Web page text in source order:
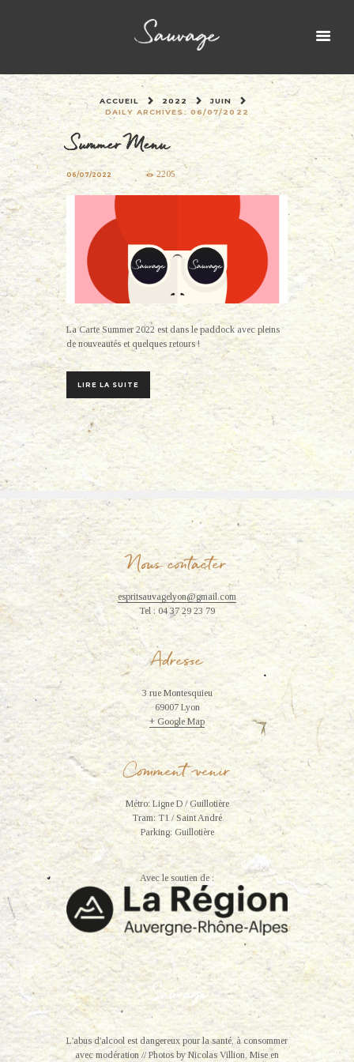
ACCUEIL 2022
JUIN
DAILY ARCHIVES: 06/07/2022
Summer Menu
06/07/2022 2205
La Carte Summer 2022 est dans le paddock avec pleins
de nouveautés et quelques retours !
LIRE LA SUITE
Nous contacter
espritsauvagelyon@gmail.com
Tel : 04 37 29 23 79
Adresse
3 rue Montesquieu
69007 Lyon
+ Google Map
Comment venir
Métro: Ligne D / Guillotière
Tram: T1 / Saint André
Parking: Guillotière
Avec le soutien de :
L'abus d'alcool est dangereux pour la santé, à consommer
avec modération // Photos by Nicolas Villion, Mise en